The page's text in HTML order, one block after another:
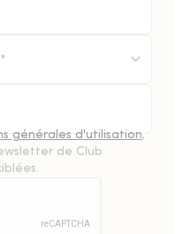
générales d'utilisation,
de Club